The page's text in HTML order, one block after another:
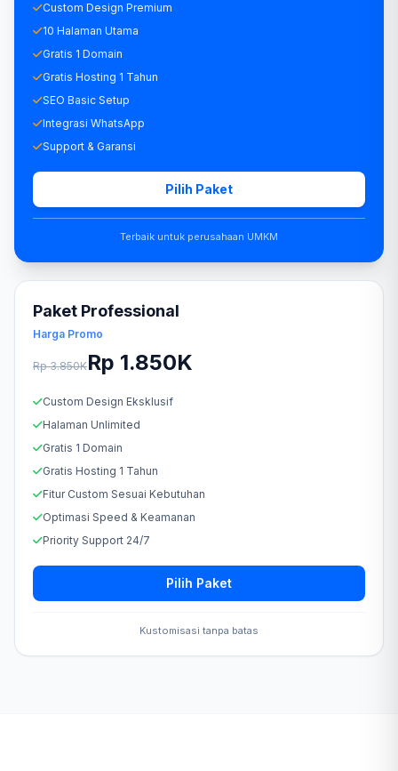
Custom Design Premium
10 Halaman Utama
Gratis 1 Domain
Gratis Hosting 1 Tahun
SEO Basic Setup
Integrasi WhatsApp
Support & Garansi
Pilih Paket
Terbaik untuk perusahaan UMKM
Paket Professional
Harga Promo
Rp 3.850KRp 1.850K
Custom Design Eksklusif
Halaman Unlimited
Gratis 1 Domain
Gratis Hosting 1 Tahun
Fitur Custom Sesuai Kebutuhan
Optimasi Speed & Keamanan
Priority Support 24/7
Pilih Paket
Kustomisasi tanpa batas